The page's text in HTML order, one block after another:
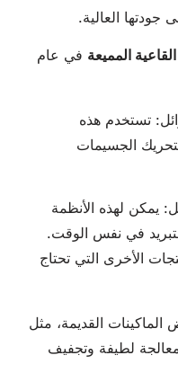
العالية.
المميعة في عام
تستخدم هذه
الجسيمات
يمكن لهذه الأنظمة
في نفس الوقت.
الأخرى التي تحتاج
القديمة، مثل
لطيفة وتجفيف